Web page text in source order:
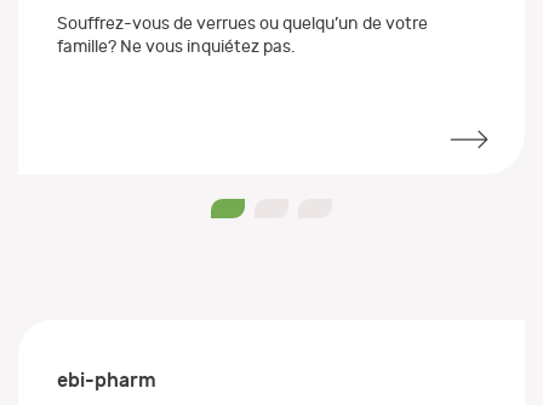
Souffrez-vous de verrues ou quelqu’un de votre
famille? Ne vous inquiétez pas.
ebi-pharm